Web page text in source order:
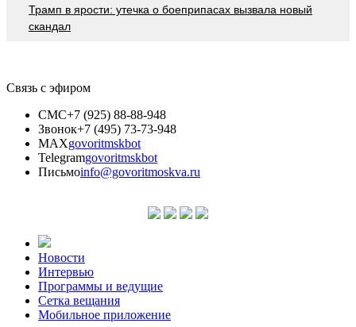
Трамп в ярости: утечка о боеприпасах вызвала новый
скандал
Связь с эфиром
СМС+7 (925) 88-88-948
Звонок+7 (495) 73-73-948
MAXgovoritmskbot
Telegramgovoritmskbot
Письмоinfo@govoritmoskva.ru
Новости
Интервью
Программы и ведущие
Сетка вещания
Мобильное приложение